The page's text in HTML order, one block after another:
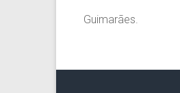
Guimarães.